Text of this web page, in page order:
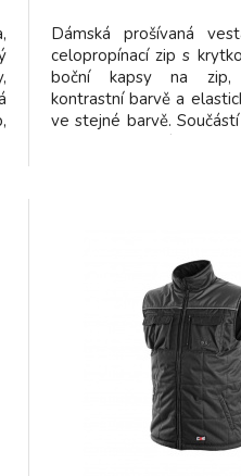
Dámská prošívaná
celopropínací zip s
boční kapsy na zip,
kontrastní barvě a
ve stejné barvě.